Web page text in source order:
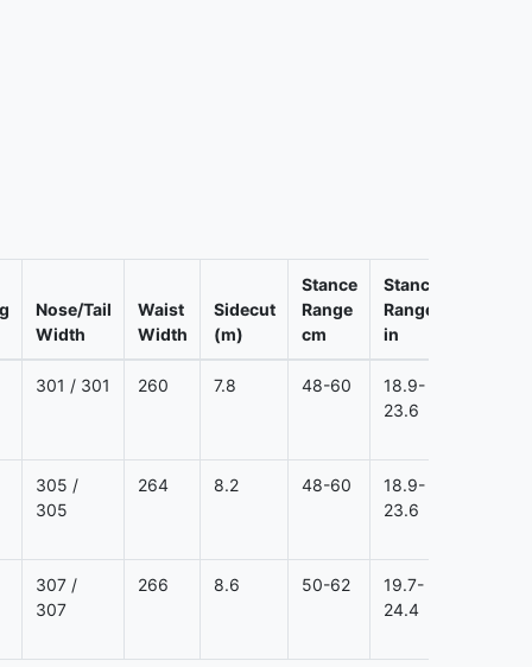
Nose/Tail
Width
Waist
Width
Sidecut
(m)
Stance
Range
cm
Stance
Range
in
301 / 301 260 7.8 48-60
18.9-
23.6
305 /
305
264 8.2 48-60
18.9-
23.6
307 /
307
266 8.6 50-62
19.7-
24.4